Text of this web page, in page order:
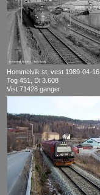
Hommelvik st, vest 1989-04-16
Tog 451, Di 3.608
Vist 71428 ganger